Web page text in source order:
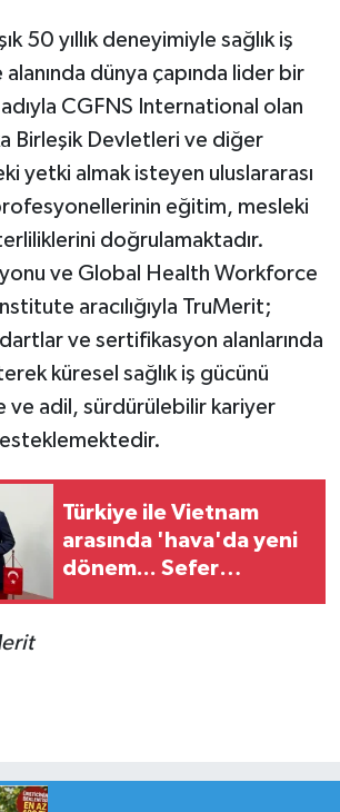
50 yıllık deneyimiyle sağlık iş
dünya çapında lider bir
CGFNS International olan
Birleşik Devletleri ve diğer
yetki almak isteyen uluslararası
eğitim, mesleki
doğrulamaktadır.
ve Global Health Workforce
aracılığıyla TruMerit;
ve sertifikasyon alanlarında
küresel sağlık iş gücünü
ve adil, sürdürülebilir kariyer
Türkiye ile Vietnam
arasında 'hava'da yeni
dönem... Sefer